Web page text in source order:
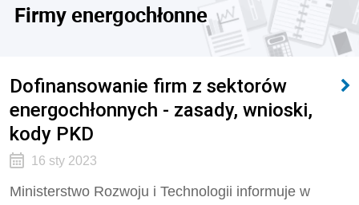
Firmy energochłonne
Dofinansowanie firm z sektorów
energochłonnych - zasady, wnioski,
kody PKD
16 sty 2023
Ministerstwo Rozwoju i Technologii informuje w